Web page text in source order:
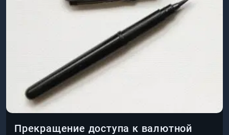
Прекращение доступа к валютной